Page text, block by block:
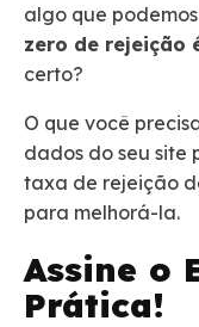
algo que
zero de rejeição
certo?
O que você
dados do seu site
taxa de rejeição
para melhorá-la.
Assine o
Prática!